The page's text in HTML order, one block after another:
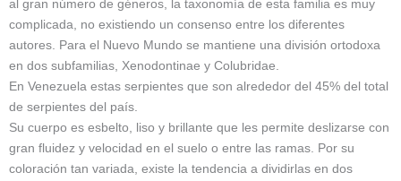
al gran número de géneros, la taxonomía de esta familia es muy
complicada, no existiendo un consenso entre los diferentes
autores. Para el Nuevo Mundo se mantiene una división ortodoxa
en dos subfamilias, Xenodontinae y Colubridae.
En Venezuela estas serpientes que son alrededor del 45% del total
de serpientes del país.
Su cuerpo es esbelto, liso y brillante que les permite deslizarse con
gran fluidez y velocidad en el suelo o entre las ramas. Por su
coloración tan variada, existe la tendencia a dividirlas en dos